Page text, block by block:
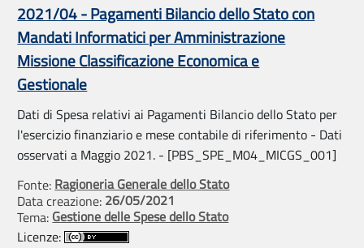
2021/04 - Pagamenti Bilancio dello Stato con
Mandati Informatici per Amministrazione
Missione Classificazione Economica e
Gestionale
Dati di Spesa relativi ai Pagamenti Bilancio dello Stato per
l'esercizio finanziario e mese contabile di riferimento - Dati
osservati a Maggio 2021. - [PBS_SPE_M04_MICGS_001]
Fonte: Ragioneria Generale dello Stato
Data creazione: 26/05/2021
Tema: Gestione delle Spese dello Stato
Licenze: